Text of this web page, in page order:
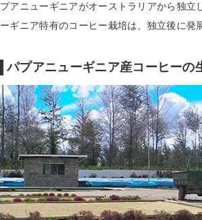
プアニューギニアがオーストラリアから独立
ーギニア特有のコーヒー栽培は、独立後に発
パプアニューギニア産コーヒーの